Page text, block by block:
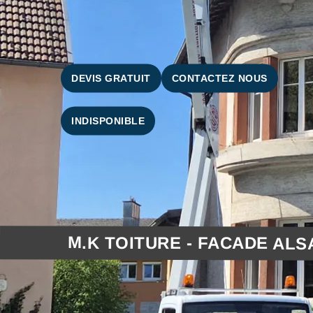
DEVIS GRATUIT CONTACTEZ NOUS
INDISPONIBLE
M.K TOITURE - FACADE